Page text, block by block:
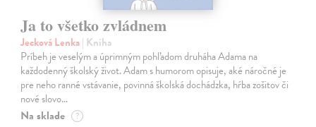
Ja to všetko zvládnem
Jecková Lenka| Kniha
Príbeh je veselým a úprimným pohľadom druháha Adama na
každodenný školský život. Adam s humorom opisuje, aké náročné je
pre neho ranné vstávanie, povinná školská dochádzka, hŕba zošitov či
nové slovo…
Na sklade ?